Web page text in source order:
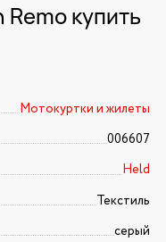
Remo купить
Мотокуртки и жилеты
006607
Held
Текстиль
серый